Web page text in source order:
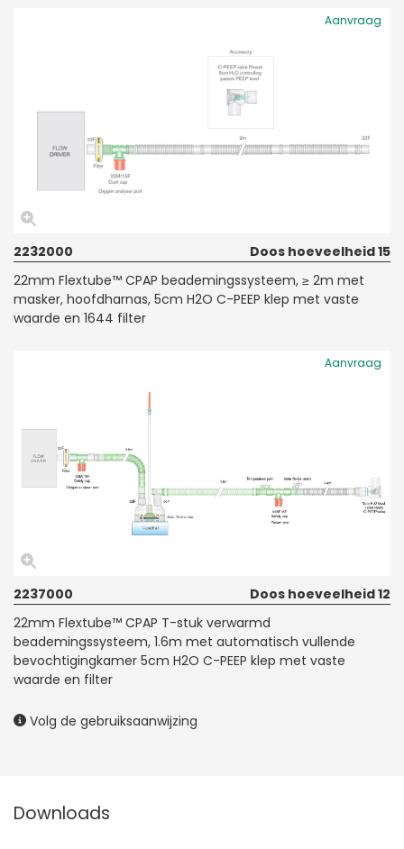
Aanvraag
2232000
Doos hoeveelheid 15
22mm Flextube™ CPAP beademingssysteem, ≥ 2m met
masker, hoofdharnas, 5cm H2O C-PEEP klep met vaste
waarde en 1644 filter
Aanvraag
2237000
Doos hoeveelheid 12
22mm Flextube™ CPAP T-stuk verwarmd
beademingssysteem, 1.6m met automatisch vullende
bevochtigingkamer 5cm H2O C-PEEP klep met vaste
waarde en filter
Volg de gebruiksaanwijzing
Downloads